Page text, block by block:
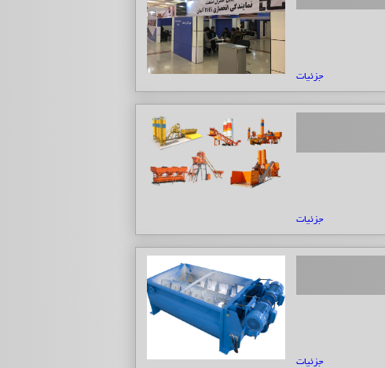
جزئیات
جزئیات
جزئیات